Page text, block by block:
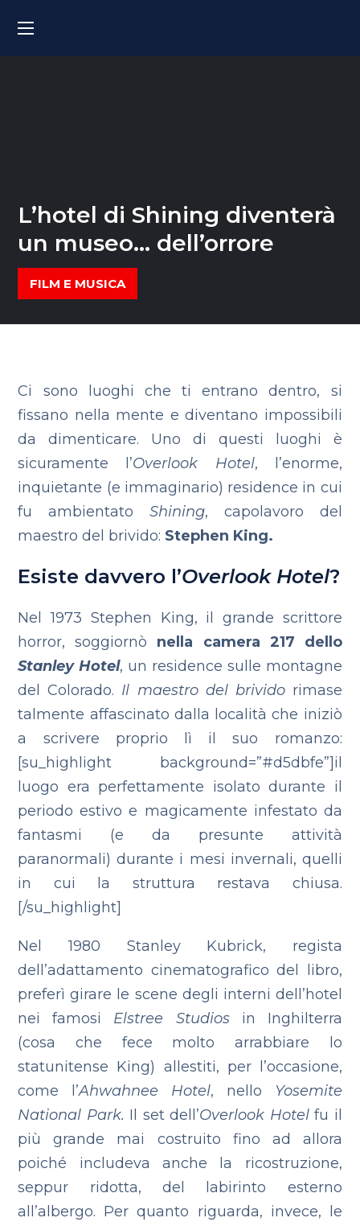
L’hotel di Shining diventerà
un museo… dell’orrore
FILM E MUSICA
Ci sono luoghi che ti entrano dentro, si
fissano nella mente e diventano impossibili
da dimenticare. Uno di questi luoghi è
sicuramente l’Overlook Hotel, l’enorme,
inquietante (e immaginario) residence in cui
fu ambientato Shining, capolavoro del
maestro del brivido: Stephen King.
Esiste davvero l’Overlook Hotel?
Nel 1973 Stephen King, il grande scrittore
horror, soggiornò nella camera 217 dello
Stanley Hotel, un residence sulle montagne
del Colorado. Il maestro del brividorimase
talmente affascinato dalla località che iniziò
a scrivere proprio lì il suo romanzo:
[su_highlight background=”#d5dbfe”]il
luogo era perfettamente isolato durante il
periodo estivo e magicamente infestato da
fantasmi (e da presunte attività
paranormali) durante i mesi invernali, quelli
in cui la struttura restava chiusa.
[/su_highlight]
Nel 1980 Stanley Kubrick, regista
dell’adattamento cinematografico del libro,
preferì girare le scene degli interni dell’hotel
nei famosi Elstree Studiosin Inghilterra
(cosa che fece molto arrabbiare lo
statunitense King) allestiti, per l’occasione,
come l’Ahwahnee Hotel, nello
Yosemite
National Park. Il set dell’Overlook Hotelfu il
più grande mai costruito fino ad allora
poiché includeva anche la ricostruzione,
seppur ridotta, del labirinto esterno
all’albergo. Per quanto riguarda, invece, le